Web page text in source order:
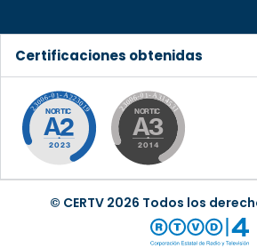
Certificaciones obtenidas
© CERTV 2026 Todos los